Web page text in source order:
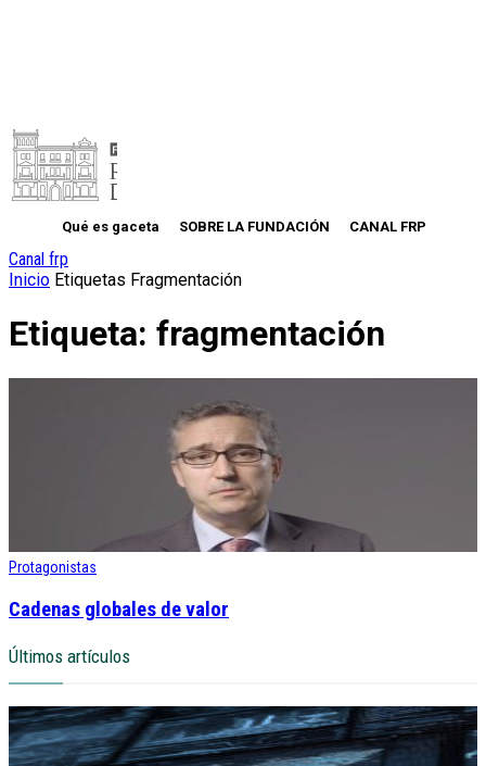
Qué es gaceta SOBRE LA FUNDACIÓN CANAL FRP
Canal frp
Inicio Etiquetas Fragmentación
Etiqueta: fragmentación
Protagonistas
Cadenas globales de valor
Últimos artículos